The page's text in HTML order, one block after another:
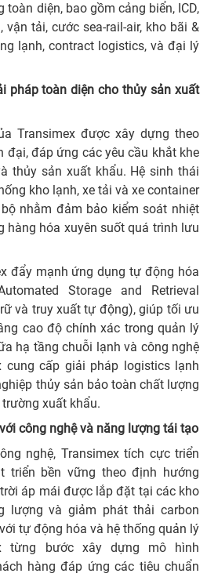
diện, bao gồm cảng biển, ICD,
tải, cước sea-rail-air, kho bãi &
lạnh, contract logistics, và đại lý
pháp toàn diện cho thủy sản xuất
Transimex được xây dựng theo
đại, đáp ứng các yêu cầu khắt khe
thủy sản xuất khẩu. Hệ sinh thái
kho lạnh, xe tải và xe container
nhằm đảm bảo kiểm soát nhiệt
hàng hóa xuyên suốt quá trình lưu
đẩy mạnh ứng dụng tự động hóa
Storage and Retrieval
và truy xuất tự động), giúp tối ưu
cao độ chính xác trong quản lý
hạ tầng chuỗi lạnh và công nghệ
cung cấp giải pháp logistics lạnh
thủy sản bảo toàn chất lượng
xuất khẩu.
công nghệ và năng lượng tái tạo
nghệ, Transimex tích cực triển
triển bền vững theo định hướng
áp mái được lắp đặt tại các kho
lượng và giảm phát thải carbon
tự động hóa và hệ thống quản lý
từng bước xây dựng mô hình
hàng đáp ứng các tiêu chuẩn